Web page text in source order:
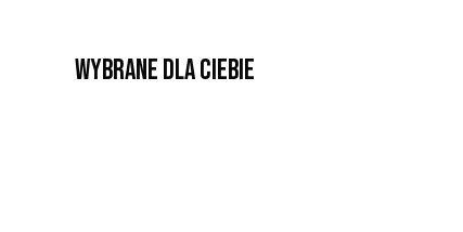
Wybrane dla Ciebie